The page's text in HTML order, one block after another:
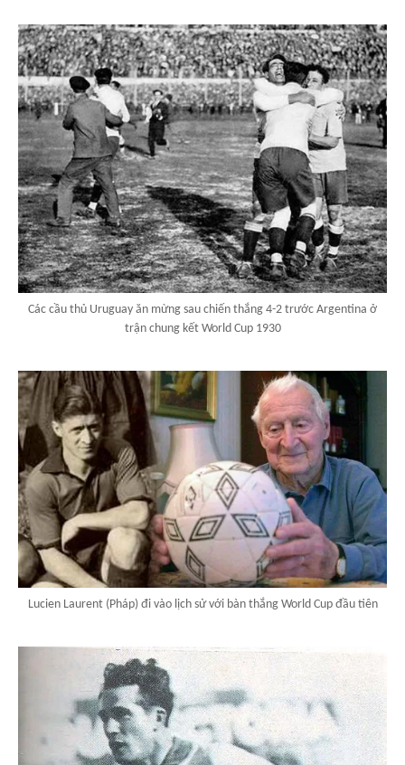
Các cầu thủ Uruguay ăn mừng sau chiến thắng 4-2 trước Argentina ở
trận chung kết World Cup 1930
Lucien Laurent (Pháp) đi vào lịch sử với bàn thắng World Cup đầu tiên